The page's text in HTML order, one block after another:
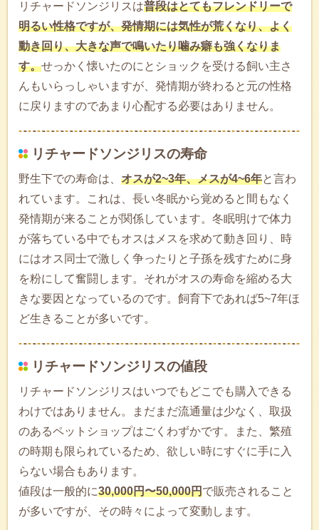
リチャードソンジリスは普段はとてもフレンドリーで
明るい性格ですが、発情期には気性が荒くなり、よく
動き回り、大きな声で鳴いたり噛み癖も強くなりま
す。せっかく懐いたのにとショックを受ける飼い主さ
んもいらっしゃいますが、発情期が終わると元の性格
に戻りますのであまり心配する必要はありません。
リチャードソンジリスの寿命
野生下での寿命は、 オスが2~3年、メスが4~6年と言わ
れています。これは、長い冬眠から覚めると間もなく
発情期が来ることが関係しています。冬眠明けで体力
が落ちている中でもオスはメスを求めて動き回り、時
にはオス同士で激しく争ったりと子孫を残すために身
を粉にして奮闘します。それがオスの寿命を縮める大
きな要因となっているのです。飼育下であれば5~7年ほ
ど生きることが多いです。
リチャードソンジリスの値段
リチャードソンジリスはいつでもどこでも購入できる
わけではありません。まだまだ流通量は少なく、取扱
のあるペットショップはごくわずかです。また、繁殖
の時期も限られているため、欲しい時にすぐに手に入
らない場合もあります。
値段は一般的に30,000円〜50,000円で販売されること
が多いですが、その時々によって変動します。